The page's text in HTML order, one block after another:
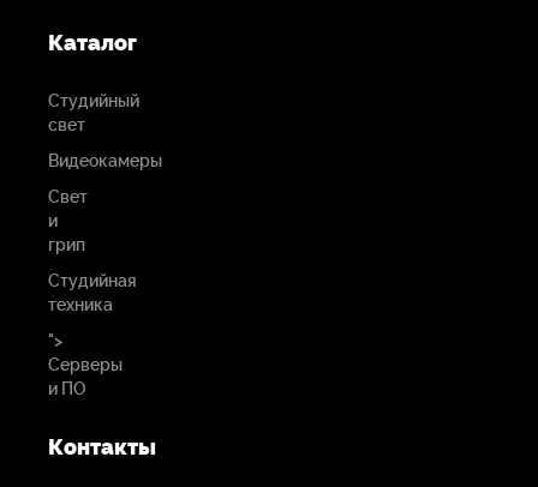
Каталог
Студийный
свет
Видеокамеры
Свет
и
грип
Студийная
техника
">
Серверы
и ПО
Контакты